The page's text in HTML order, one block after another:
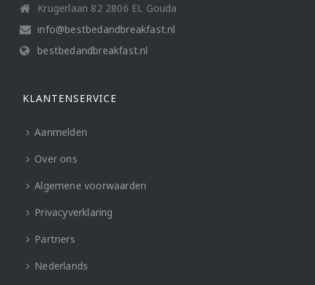
Krugerlaan 82 2806 EL Gouda
info@bestbedandbreakfast.nl
bestbedandbreakfast.nl
KLANTENSERVICE
Aanmelden
Over ons
Algemene voorwaarden
Privacyverklaring
Partners
Nederlands